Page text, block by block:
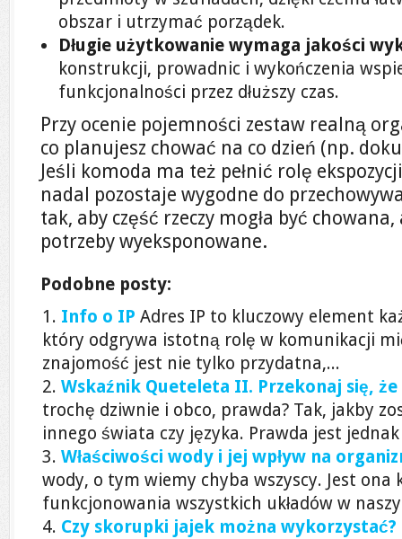
obszar i utrzymać porządek.
Długie użytkowanie wymaga jakości
konstrukcji, prowadnic i wykończenia
funkcjonalności przez dłuższy czas.
Przy ocenie pojemności zestaw realną
co planujesz chować na co dzień (np.
Jeśli komoda ma też pełnić rolę
nadal pozostaje wygodne do
tak, aby część rzeczy mogła być chowana,
potrzeby wyeksponowane.
Podobne posty:
Info o IP Adres IP to kluczowy element
który odgrywa istotną rolę w komunikacji
znajomość jest nie tylko przydatna,...
Wskaźnik Queteleta II. Przekonaj się, że
trochę dziwnie i obco, prawda? Tak, jakby
innego świata czy języka. Prawda jest
Właściwości wody i jej wpływ na
wody, o tym wiemy chyba wszyscy. Jest ona
funkcjonowania wszystkich układów w
Czy skorupki jajek można wykorzystać?